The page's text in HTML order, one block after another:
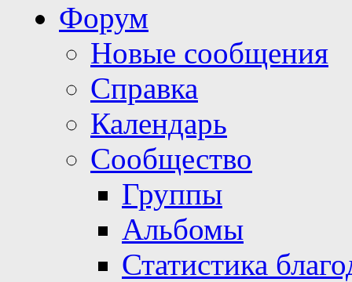
Форум
Новые сообщения
Справка
Календарь
Сообщество
Группы
Альбомы
Статистика